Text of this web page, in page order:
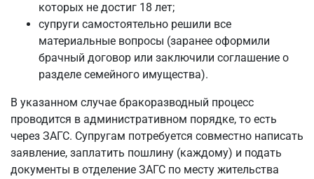
которых не достиг 18 лет;
супруги самостоятельно решили все
материальные вопросы (заранее оформили
брачный договор или заключили соглашение о
разделе семейного имущества).
В указанном случае бракоразводный процесс
проводится в административном порядке, то есть
через ЗАГС. Супругам потребуется совместно написать
заявление, заплатить пошлину (каждому) и подать
документы в отделение ЗАГС по месту жительства